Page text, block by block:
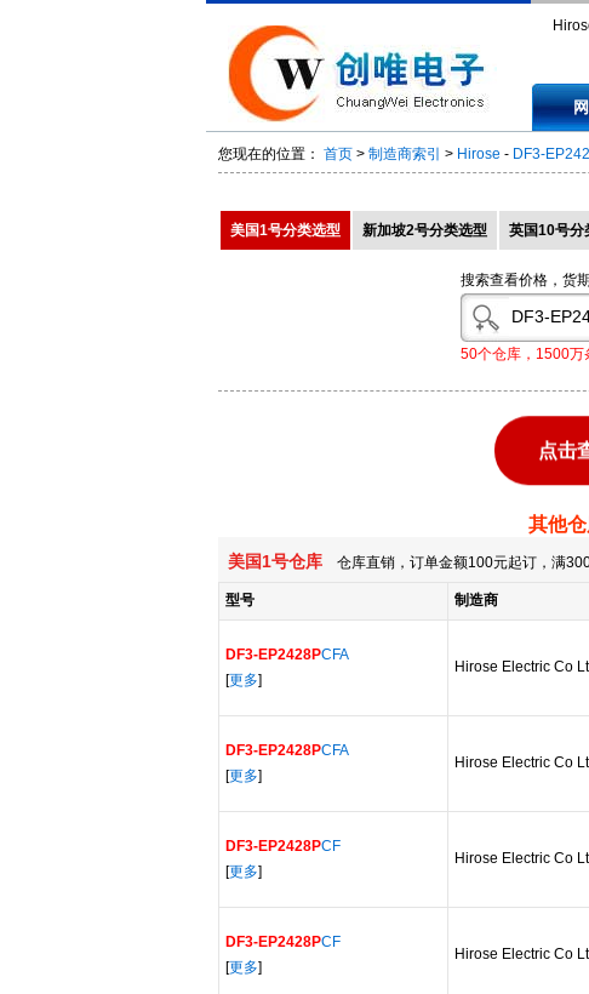
-
您现在的位置： 首页 > 制造商索引 > Hirose - DF3-
美国1号分类选型 新加坡2号分类选型 英国10号分
搜索查看价格，货
50个仓库，1500万
点击
其他
美国1号仓库 仓库直销，订单金额100元起订，满
型号 制造商
DF3-EP2428PCFA
[更多]
Hirose Electric Co
DF3-EP2428PCFA
[更多]
Hirose Electric Co
DF3-EP2428PCF
[更多]
Hirose Electric Co
DF3-EP2428PCF
[更多]
Hirose Electric Co